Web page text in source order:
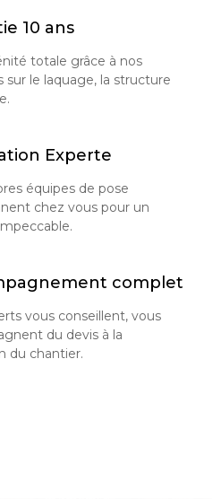
10 ans
totale grâce à nos
sur le laquage, la structure
Experte
équipes de pose
chez vous pour un
complet
vous conseillent, vous
du devis à la
du chantier.